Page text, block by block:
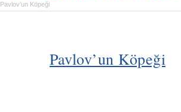
Pavlov’un Köpeği
Pavlov’un Köpeği